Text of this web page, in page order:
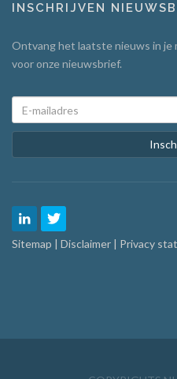
INSCHRIJVEN
Ontvang het laatste nieuws in je
voor onze nieuwsbrief.
Sitemap | Disclaimer | Privacy